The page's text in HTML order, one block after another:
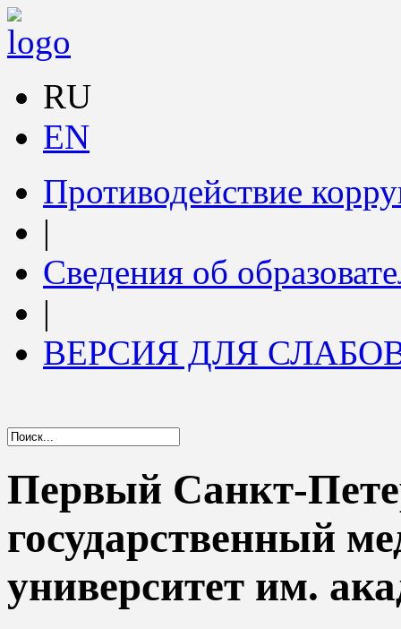
RU
EN
Противодействие
|
Сведения об
|
ВЕРСИЯ ДЛЯ
Первый Санкт-
государственный
университет им.